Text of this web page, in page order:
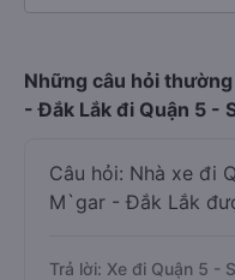
Những câu hỏi
- Đắk Lắk đi Quận 5 -
Câu hỏi: Nhà xe đi
M`gar - Đắk Lắk
Trả lời: Xe đi Quận 5 -